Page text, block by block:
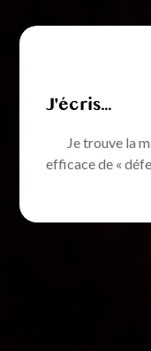
Je trouve la
efficace de «
J'écris...